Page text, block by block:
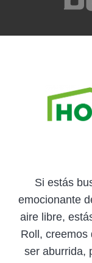
Si estás
emocionante
aire libre,
Roll, creemos
ser aburrida,